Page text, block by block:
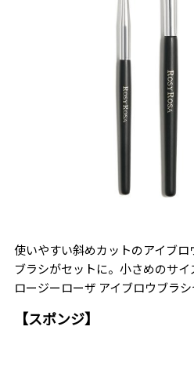
使いやすい斜めカットのアイブ
ブラシがセットに。小さめのサイ
ロージーローザ アイブロウブラ
【スポンジ】